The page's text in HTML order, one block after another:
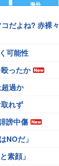
海外
だよね? 赤裸々
可能性
ったか
過か
れず
謗中傷
NOだ」
素顔」